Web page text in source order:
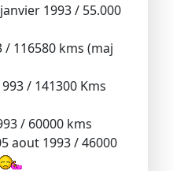
1993 / 55.000
116580 kms (maj
/ 141300 Kms
/ 60000 kms
aout 1993 / 46000